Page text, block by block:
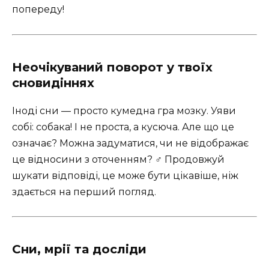
попереду!
Неочікуваний поворот у твоїх
сновидіннях
Іноді сни — просто кумедна гра мозку. Уяви
собі: собака! І не проста, а кусюча. Але що це
означає? Можна задуматися, чи не відображає
це відносини з оточенням? ‍♂️ Продовжуй
шукати відповіді, це може бути цікавіше, ніж
здається на перший погляд.
Сни, мрії та досліди